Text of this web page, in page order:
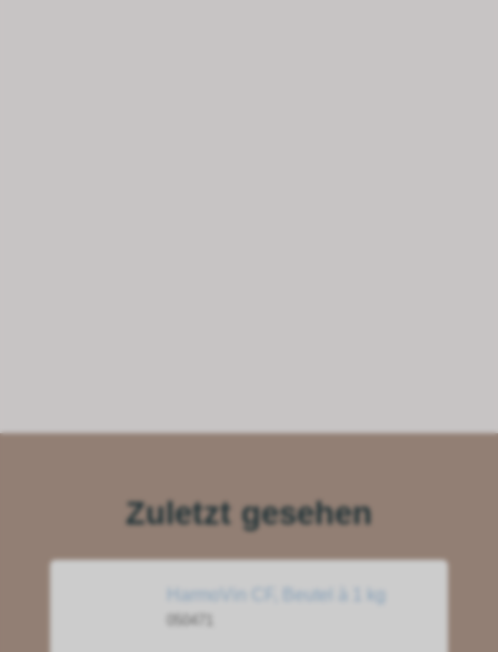
Zuletzt gesehen
HarmoVin CF, Beutel à 1 kg
050471